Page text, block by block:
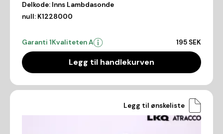
Delkode: Inns Lambdasonde
null: K1228000
Garanti 1Kvaliteten A 195 SEK
Legg til handlekurven
Legg til ønskeliste